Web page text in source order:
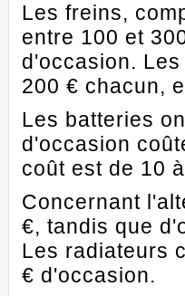
Les freins,
entre 100 et
d'occasion.
200 € chacun,
Les batteries
d'occasion
coût est de 10
Concernant
€, tandis que
Les radiateurs
€ d'occasion.